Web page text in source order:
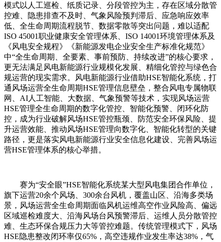
模式以人工巡检、纸质记录、分段管控为主，存在区域分散管
控难、隐患排查不及时、气象风险预判滞后、应急响应效率
低、全生命周期流程脱节、数据零散等突出问题，难以适配
ISO 45001职业健康安全管理体系、ISO 14001环境管理体系及
《风电安全规程》《新能源发电企业安全生产标准化规范》
中“全生命周期、全要素、事前预防、持续改进”的核心要求，
更无法满足风电新能源行业规模化发展、精细化管控与绿色合
规运营的现实需求。风电新能源行业借助HSE智能化系统，打
通风场运营全生命周期HSE管理信息壁垒，整合风电专属物联
网、AI人工智能、大数据、气象预警等技术，实现风场运营
HSE管理全生命周期的数字化管控、智能化预警、闭环化防
控，成为行业破解风场HSE管控瓶颈、防范安全环保风险、提
升运营效能、推动风场HSE管理向数字化、智能化转型的关键
路径，更是落实风电新能源行业安全信息化建设、完善风场运
营HSE管理体系的核心举措。
赛为“安全眼”HSE智能化系统某大型风电集团合作单位，
旗下运营20余个风场、300余台风机，覆盖山区、沿海多类场
景，风场运营全生命周期面临风机运维高空作业风险高、偏远
区域巡检难度大、沿海风场台风预警滞后、运维人员分散管控
难、生态环保合规压力大等管控难题。传统管理模式下，风场
HSE隐患整改闭环率仅65%，高空违规作业发生率达38%，气